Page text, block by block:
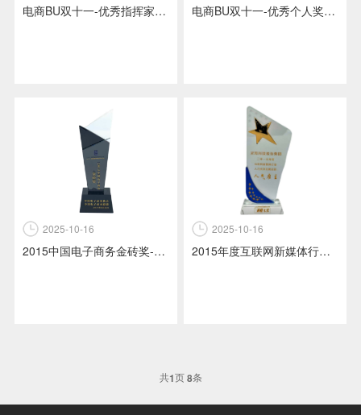
电商BU双十一-优秀指挥家奖-灵狐科技颁发 电商BU双十一-优秀个人奖-灵狐科技颁发
2025-10-16
2015中国电子商务金砖奖-中国电子商务协会+中国电子商务联盟联合颁发
2025-10-16
2015年度互联网新媒体行业人力资源发展战略人气雇主-前程无忧颁发
共1页8条